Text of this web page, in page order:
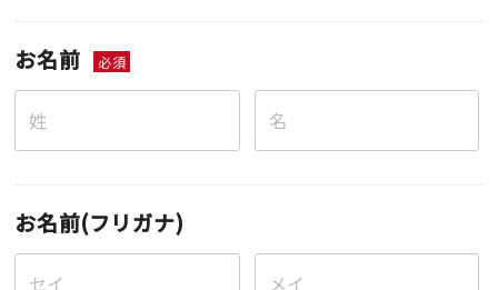
お名前 必須
お名前(フリガナ)